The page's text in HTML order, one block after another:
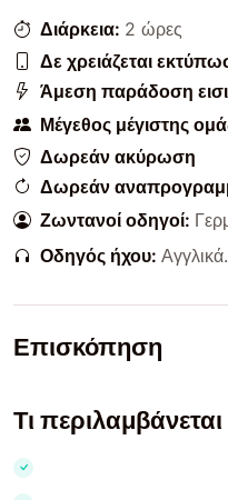
Διάρκεια: 2 ώρες
Δε χρειάζεται
Άμεση παράδοση
Μέγεθος μέγιστης
Δωρεάν ακύρωση
Δωρεάν
Ζωντανοί οδηγοί:
Οδηγός ήχου: Αγγλικά.
Επισκόπηση
Τι περιλαμβάνεται